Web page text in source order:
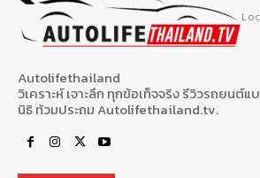
Autolifethailand
วิเคราะห์ เจาะลึก ทุกข้อเท็จจริง รีวิวรถยนต์
นิธิ ท้วมประถม Autolifethailand.tv.